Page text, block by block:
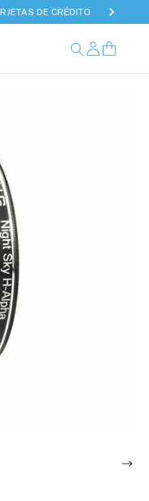
DE CRÉDITO